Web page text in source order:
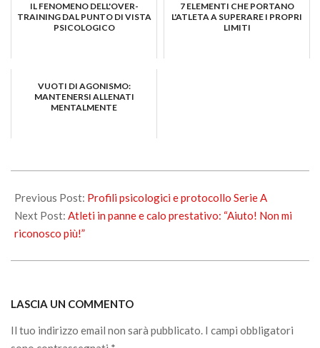
IL FENOMENO DELL'OVER-
TRAINING DAL PUNTO DI VISTA
PSICOLOGICO
7 ELEMENTI CHE PORTANO
L'ATLETA A SUPERARE I PROPRI
LIMITI
VUOTI DI AGONISMO:
MANTENERSI ALLENATI
MENTALMENTE
06-
12
Previous Post: Profili psicologici e protocollo Serie A
Next Post: Atleti in panne e calo prestativo: “Aiuto! Non mi
riconosco più!”
LASCIA UN COMMENTO
Il tuo indirizzo email non sarà pubblicato. I campi obbligatori